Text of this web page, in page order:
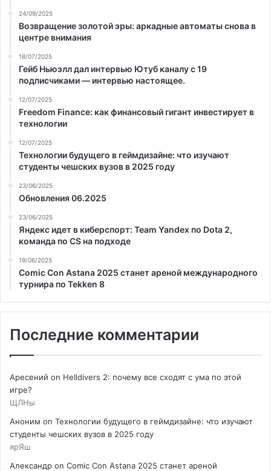
24/09/2025
Возвращение золотой эры: аркадные автоматы снова в
центре внимания
18/07/2025
Гейб Ньюэлл дал интервью Ютуб каналу с 19
подписчиками — интервью настоящее.
12/07/2025
Freedom Finance: как финансовый гигант инвестирует в
технологии
12/07/2025
Технологии будущего в геймдизайне: что изучают
студенты чешских вузов в 2025 году
23/06/2025
Обновления 06.2025
23/06/2025
Яндекс идет в киберспорт: Team Yandex по Dota 2,
команда по CS на подходе
19/06/2025
Comic Con Astana 2025 станет ареной международного
турнира по Tekken 8
Последние комментарии
Аресений on Helldivers 2: почему все сходят с ума по этой
игре?
ЩЛНы
Аноним on Технологии будущего в геймдизайне: что изучают
студенты чешских вузов в 2025 году
ярЯш
Александр on Comic Con Astana 2025 станет ареной